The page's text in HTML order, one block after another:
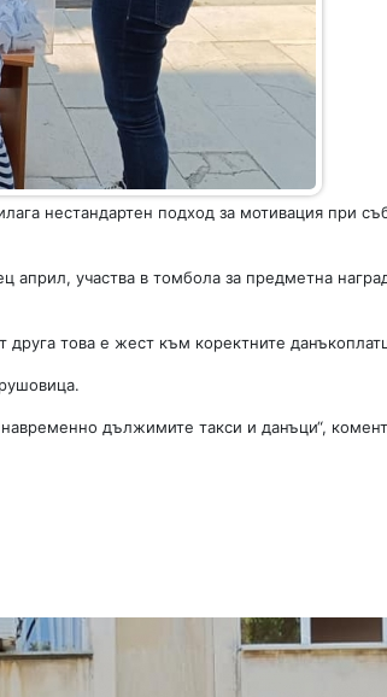
нестандартен подход за мотивация при
участва в томбола за предметна
това е жест към коректните
дължимите такси и данъци“,